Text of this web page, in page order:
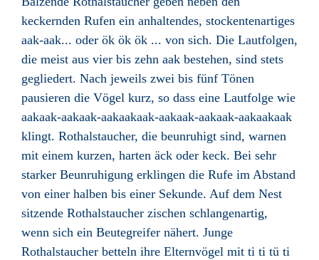
keckernden Rufen ein anhaltendes, stockentenartiges
aak-aak... oder ök ök ök ... von sich. Die Lautfolgen,
die meist aus vier bis zehn aak bestehen, sind stets
gegliedert. Nach jeweils zwei bis fünf Tönen
pausieren die Vögel kurz, so dass eine Lautfolge wie
aakaak-aakaak-aakaakaak-aakaak-aakaak-aakaakaak
klingt. Rothalstaucher, die beunruhigt sind, warnen
mit einem kurzen, harten äck oder keck. Bei sehr
starker Beunruhigung erklingen die Rufe im Abstand
von einer halben bis einer Sekunde. Auf dem Nest
sitzende Rothalstaucher zischen schlangenartig,
wenn sich ein Beutegreifer nähert. Junge
Rothalstaucher betteln ihre Elternvögel mit ti ti tü ti